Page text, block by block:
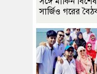
সার্জিও গরের